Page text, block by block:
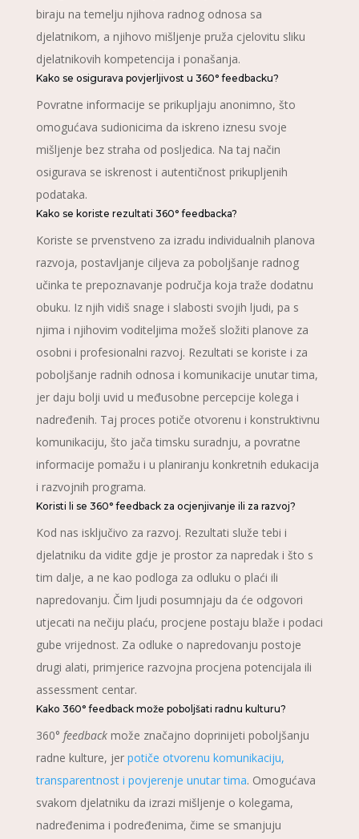
biraju na temelju njihova radnog odnosa sa
djelatnikom, a njihovo mišljenje pruža cjelovitu sliku
djelatnikovih kompetencija i ponašanja.
Kako se osigurava povjerljivost u 360° feedbacku?
Povratne informacije se prikupljaju anonimno, što
omogućava sudionicima da iskreno iznesu svoje
mišljenje bez straha od posljedica. Na taj način
osigurava se iskrenost i autentičnost prikupljenih
podataka.
Kako se koriste rezultati 360° feedbacka?
Koriste se prvenstveno za izradu individualnih planova
razvoja, postavljanje ciljeva za poboljšanje radnog
učinka te prepoznavanje područja koja traže dodatnu
obuku. Iz njih vidiš snage i slabosti svojih ljudi, pa s
njima i njihovim voditeljima možeš složiti planove za
osobni i profesionalni razvoj. Rezultati se koriste i za
poboljšanje radnih odnosa i komunikacije unutar tima,
jer daju bolji uvid u međusobne percepcije kolega i
nadređenih. Taj proces potiče otvorenu i konstruktivnu
komunikaciju, što jača timsku suradnju, a povratne
informacije pomažu i u planiranju konkretnih edukacija
i razvojnih programa.
Koristi li se 360° feedback za ocjenjivanje ili za razvoj?
Kod nas isključivo za razvoj. Rezultati služe tebi i
djelatniku da vidite gdje je prostor za napredak i što s
tim dalje, a ne kao podloga za odluku o plaći ili
napredovanju. Čim ljudi posumnjaju da će odgovori
utjecati na nečiju plaću, procjene postaju blaže i podaci
gube vrijednost. Za odluke o napredovanju postoje
drugi alati, primjerice razvojna procjena potencijala ili
assessment centar.
Kako 360° feedback može poboljšati radnu kulturu?
360° feedback može značajno doprinijeti poboljšanju
radne kulture, jer potiče otvorenu komunikaciju,
transparentnost i povjerenje unutar tima. Omogućava
svakom djelatniku da izrazi mišljenje o kolegama,
nadređenima i podređenima, čime se smanjuju